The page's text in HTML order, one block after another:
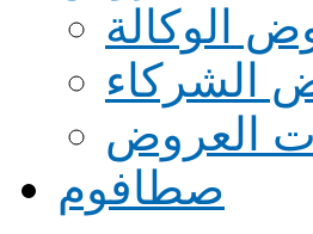
الوكالة
الشركاء
العروض
صطافوم